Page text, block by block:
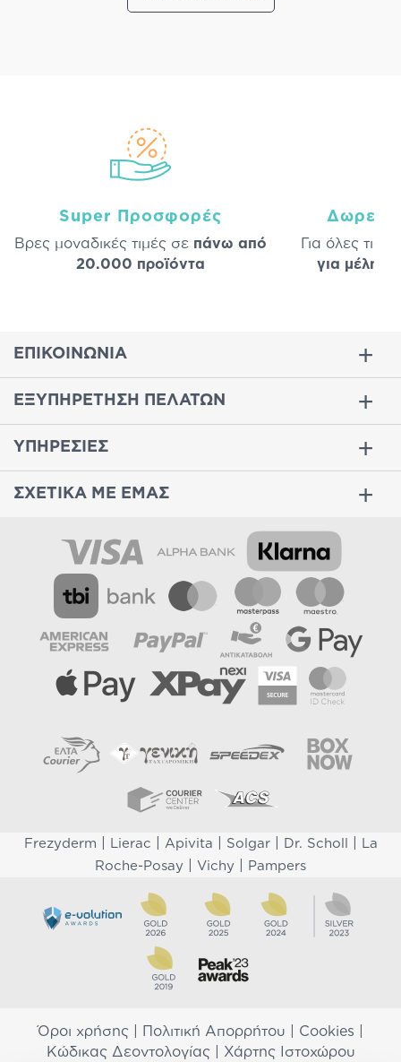
Super Προσφορές
Βρες μοναδικές τιμές σε πάνω από
20.000 προϊόντα
Δωρεάν
Για όλες τις
για μέλη
ΕΠΙΚΟΙΝΩΝΙΑ
ΕΞΥΠΗΡΕΤΗΣΗ ΠΕΛΑΤΩΝ
ΥΠΗΡΕΣΙΕΣ
ΣΧΕΤΙΚΑ ΜΕ ΕΜΑΣ
Frezyderm Lierac Apivita Solgar| Dr. Scholl
La
Roche-Posay
Vichy Pampers
Όροι χρήσης Πολιτική Απορρήτου Cookies
Κώδικας Δεοντολογίας| Χάρτης Ιστοχώρου